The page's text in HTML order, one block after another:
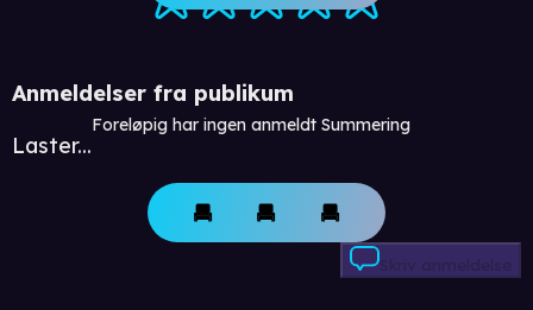
Anmeldelser fra publikum
Laster...
Foreløpig har ingen anmeldt Summering
Skriv anmeldelse